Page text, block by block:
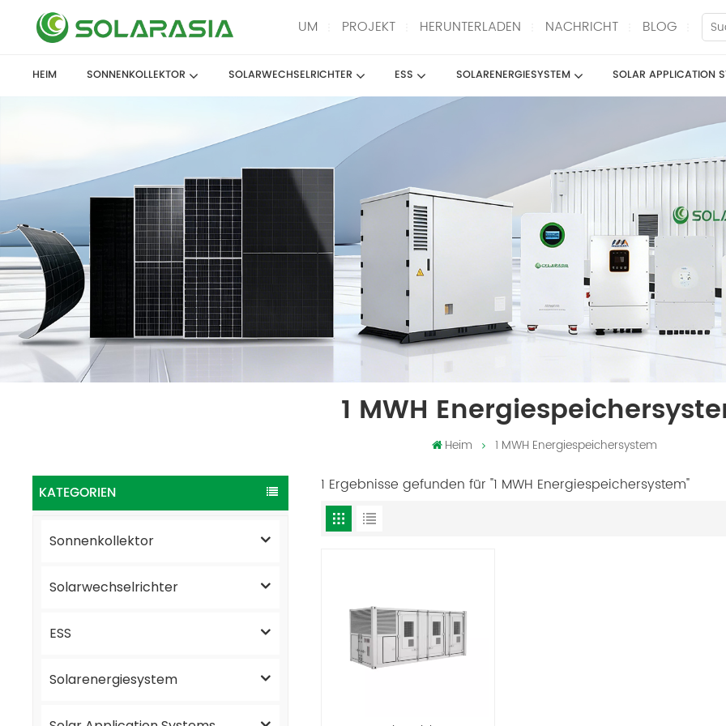
UM PROJEKT HERUNTERLADEN NACHRICHT BLOG
HEIM SONNENKOLLEKTOR SOLARWECHSELRICHTER ESS SOLARENERGIESYSTEM SOLAR APPLICATION
1 MWH
Heim 1 MWH Energiespeichersystem
KATEGORIEN
Sonnenkollektor
Solarwechselrichter
ESS
Solarenergiesystem
1 Ergebnisse gefunden für "1 MWH Energiespeichersystem"